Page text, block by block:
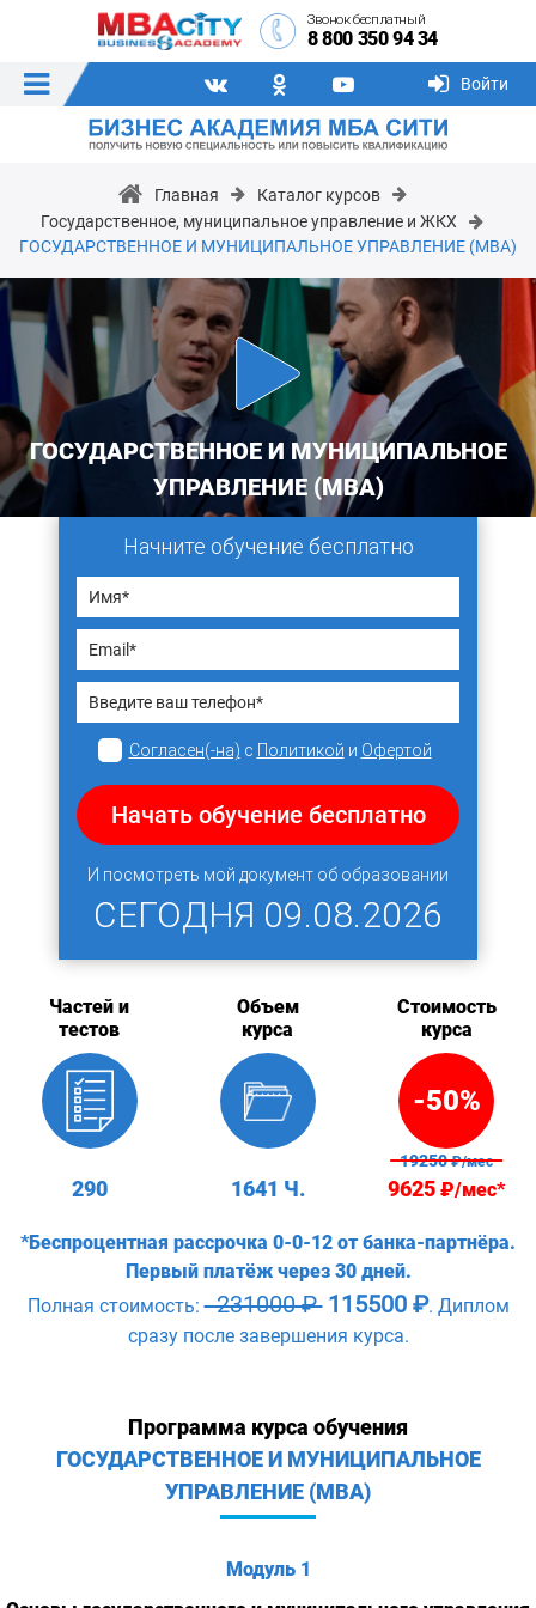
Звонок бесплатный
8 800 350 94 34
Войти
Главная
Каталог курсов
Государственное, муниципальное управление и ЖКХ
ГОСУДАРСТВЕННОЕ И МУНИЦИПАЛЬНОЕ УПРАВЛЕНИЕ (MBA)
ГОСУДАРСТВЕННОЕ И МУНИЦИПАЛЬНОЕ
УПРАВЛЕНИЕ (MBA)
Начните обучение бесплатно
Согласен(-на) с Политикой и Офертой
Начать обучение бесплатно
И посмотреть мой документ об образовании
СЕГОДНЯ 09.08.2026
Частей и
тестов
290
Объем
курса
1641 Ч.
Стоимость
курса
-50%
19250₽/мес
9625₽/мес*
*Беспроцентная рассрочка 0-0-12 от банка-партнёра.
Первый платёж через 30 дней.
Полная стоимость:231000 ₽ 115500 ₽. Диплом
сразу после завершения курса.
Программа курса обучения
ГОСУДАРСТВЕННОЕ И МУНИЦИПАЛЬНОЕ
УПРАВЛЕНИЕ (MBA)
Модуль 1